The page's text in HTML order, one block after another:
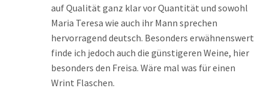
auf Qualität ganz klar vor Quantität und sowohl
Maria Teresa wie auch ihr Mann sprechen
hervorragend deutsch. Besonders erwähnenswert
finde ich jedoch auch die günstigeren Weine, hier
besonders den Freisa. Wäre mal was für einen
Wrint Flaschen.